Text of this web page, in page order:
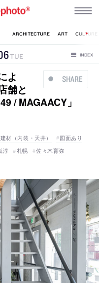
TUE
SHARE
よ
舗と
/ MAGAACY」
建材（内装・天井）
図面あり
淳 札幌 佐々木育弥